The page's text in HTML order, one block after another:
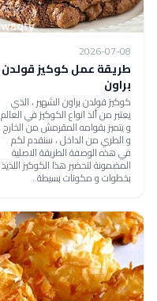
2026-07-08
طريقة عمل كوكيز قولدن
براون
كوكيز قولدن براون الشهير ، الذي
يعتبر من ألذ انواع الكوكيز في العالم
و يتميز بقوامه المقرمش من الخارج
و الطري من الداخل ، سنقدم لكم
في هذه الوصفة الطريقة الاصلية
المضمونة لتحضير هذا الكوكيز اللذيذ
بخطوات و مكونات بسيطة .